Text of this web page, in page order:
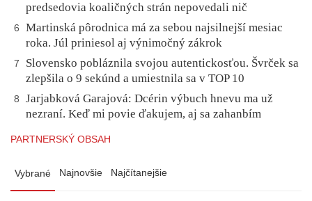
predsedovia koaličných strán nepovedali nič
6
Martinská pôrodnica má za sebou najsilnejší mesiac
roka. Júl priniesol aj výnimočný zákrok
7
Slovensko pobláznila svojou autentickosťou. Švrček sa
zlepšila o 9 sekúnd a umiestnila sa v TOP 10
8
Jarjabková Garajová: Dcérin výbuch hnevu ma už
nezraní. Keď mi povie ďakujem, aj sa zahanbím
PARTNERSKÝ OBSAH
Vybrané Najnovšie Najčítanejšie